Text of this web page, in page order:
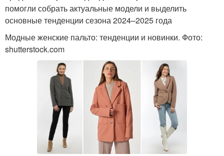
помогли собрать актуальные модели и выделить
основные тенденции сезона 2024–2025 года
Модные женские пальто: тенденции и новинки. Фото:
shutterstock.com